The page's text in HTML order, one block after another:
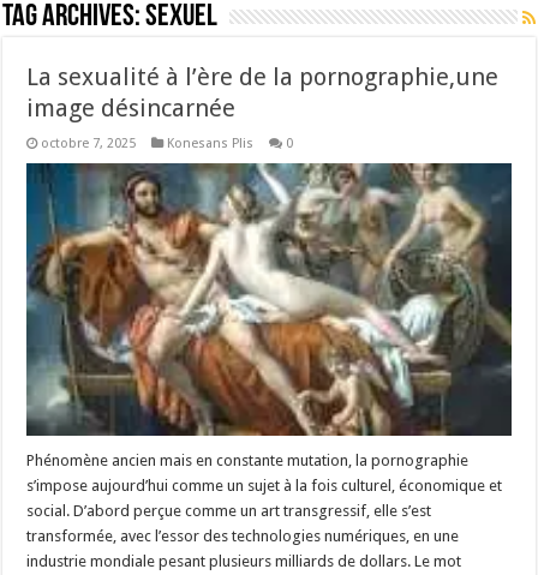
Tag Archives:SEXUEL
La sexualité à l’ère de la pornographie,une
image désincarnée
octobre 7, 2025 Konesans Plis 0
Phénomène ancien mais en constante mutation, la pornographie
s’impose aujourd’hui comme un sujet à la fois culturel, économique et
social. D’abord perçue comme un art transgressif, elle s’est
transformée, avec l’essor des technologies numériques, en une
industrie mondiale pesant plusieurs milliards de dollars. Le mot